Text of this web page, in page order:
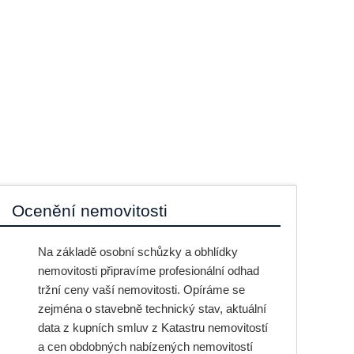
Ocenění nemovitosti
Na základě osobní schůzky a obhlídky
nemovitosti připravíme profesionální odhad
tržní ceny vaší nemovitosti. Opíráme se
zejména o stavebně technický stav, aktuální
data z kupních smluv z Katastru nemovitostí
a cen obdobných nabízených nemovitostí